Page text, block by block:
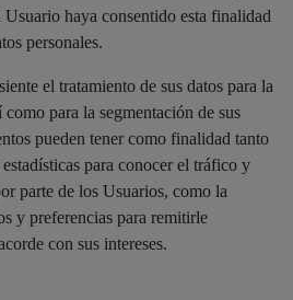
haya consentido esta finalidad
personales.
el tratamiento de sus datos para la
para la segmentación de sus
pueden tener como finalidad tanto
para conocer el tráfico y
parte de los Usuarios, como la
y preferencias para remitirle
con sus intereses.